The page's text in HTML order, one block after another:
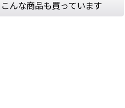
んな商品も買っています